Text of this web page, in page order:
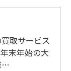
取サービス
末年始の大
…